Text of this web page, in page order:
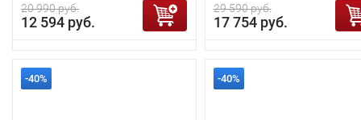
20 990 руб.
12 594 руб.
29 590 руб.
17 754 руб.
-40% -40%